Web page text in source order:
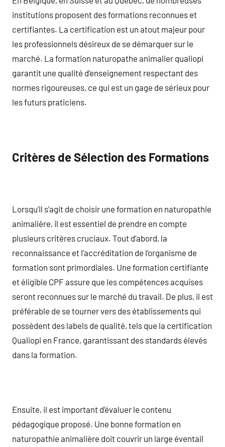
institutions proposent des formations reconnues et
certifiantes. La certification est un atout majeur pour
les professionnels désireux de se démarquer sur le
marché. La formation naturopathe animalier qualiopi
garantit une qualité d’enseignement respectant des
normes rigoureuses, ce qui est un gage de sérieux pour
les futurs praticiens.
Critères de Sélection des Formations
Lorsqu’il s’agit de choisir une formation en naturopathie
animalière, il est essentiel de prendre en compte
plusieurs critères cruciaux. Tout d’abord, la
reconnaissance et l’accréditation de l’organisme de
formation sont primordiales. Une formation certifiante
et éligible CPF assure que les compétences acquises
seront reconnues sur le marché du travail. De plus, il est
préférable de se tourner vers des établissements qui
possèdent des labels de qualité, tels que la certification
Qualiopi en France, garantissant des standards élevés
dans la formation.
Ensuite, il est important d’évaluer le contenu
pédagogique proposé. Une bonne formation en
naturopathie animalière doit couvrir un large éventail